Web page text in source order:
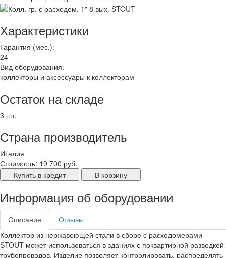
Характеристики
Гарантия (мес.):
24
Вид оборудования:
коллекторы и аксессуары к коллекторам
Остаток на складе
3 шт.
Страна производитель
Италия
Стоимость: 19 700 руб.
Купить в кредит
В корзину
Информация об оборудовании
Описание
Отзывы
Коллектор из нержавеющей стали в сборе с расходомерами
STOUT может использоваться в зданиях с поквартирной разводкой
трубопроводов. Изделие позволяет контролировать, распределять